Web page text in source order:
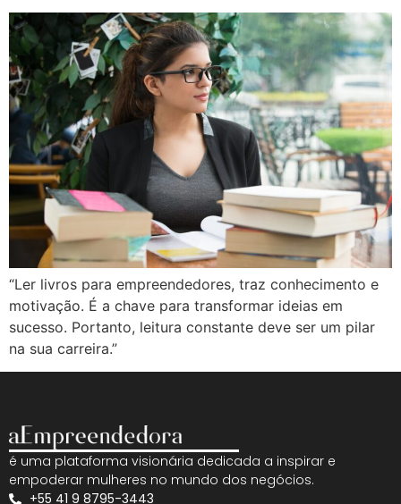
“Ler livros para empreendedores, traz conhecimento e
motivação. É a chave para transformar ideias em
sucesso. Portanto, leitura constante deve ser um pilar
na sua carreira.”
é uma plataforma visionária dedicada a inspirar e
empoderar mulheres no mundo dos negócios.
+55 41 9 8795-3443